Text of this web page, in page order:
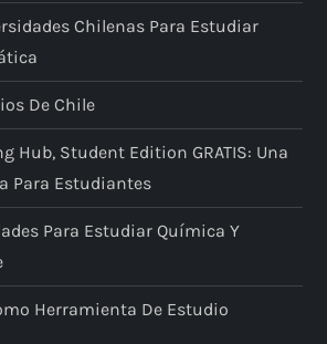
Chilenas Para Estudiar
De Chile
Hub, Student Edition GRATIS: Una
Para Estudiantes
Para Estudiar Química Y
Herramienta De Estudio